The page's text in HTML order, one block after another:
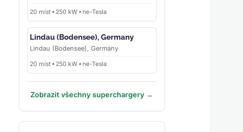
20 míst • 250 kW • ne-Tesla
Lindau (Bodensee), Germany
Lindau (Bodensee), Germany
20 míst • 250 kW • ne-Tesla
Zobrazit všechny superchargery →